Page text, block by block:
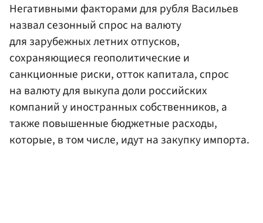
Негативными факторами для рубля Васильев
назвал сезонный спрос на валюту
для зарубежных летних отпусков,
сохраняющиеся геополитические и
санкционные риски, отток капитала, спрос
на валюту для выкупа доли российских
компаний у иностранных собственников, а
также повышенные бюджетные расходы,
которые, в том числе, идут на закупку импорта.